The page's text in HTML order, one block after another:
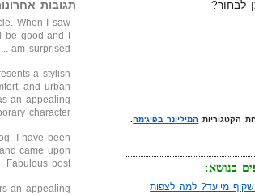
לבחור?
המיליונר בפיג'מה.
בנושא:
מיועד? למה לצפות
תגובות
When I saw
be good and I
am surprised ...
a stylish
and urban
an appealing
character, ...
I have been
came upon
post. ...
an appealing